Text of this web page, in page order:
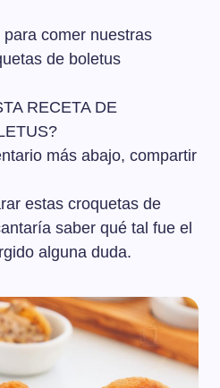
comer nuestras
de boletus
RECETA DE
más abajo, compartir
estas croquetas de
saber qué tal fue el
alguna duda.